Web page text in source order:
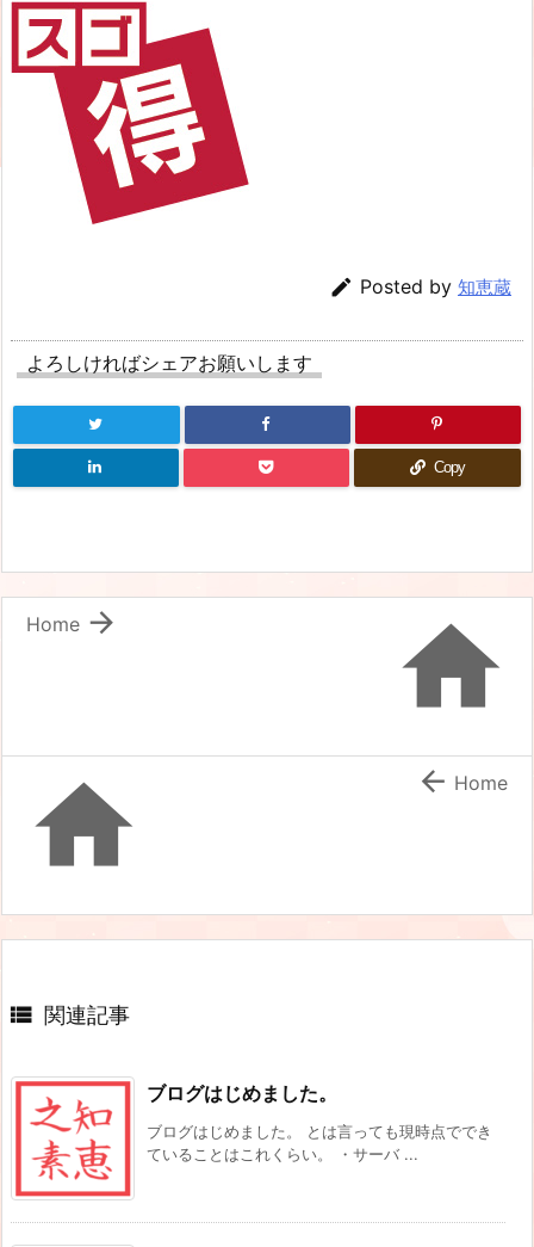
 Posted by 知恵蔵
よろしければシェアお願いします
Copy


Home
  Home
 関連記事
ブログはじめました。
ブログはじめました。 とは言っても現時点ででき
ていることはこれくらい。 ・サーバ ...